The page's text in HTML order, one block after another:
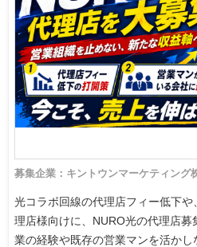
募集企業：キントウンマーケティング
光コラボ回線の代理店フィー低下
理店様向けに、NURO光の代理店
業の経験や既存の営業マンを活か